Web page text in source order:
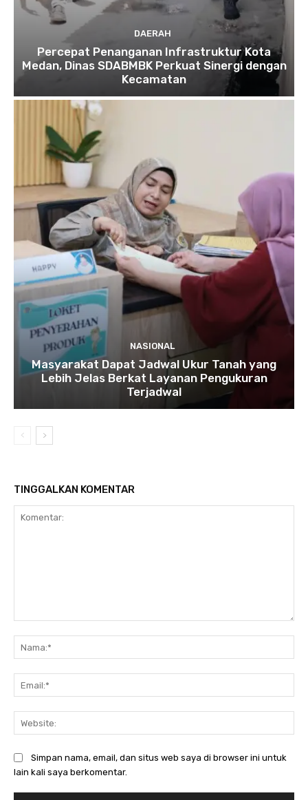
DAERAH
Percepat Penanganan Infrastruktur Kota
Medan, Dinas SDABMBK Perkuat Sinergi dengan
Kecamatan
NASIONAL
Masyarakat Dapat Jadwal Ukur Tanah yang
Lebih Jelas Berkat Layanan Pengukuran
Terjadwal
TINGGALKAN KOMENTAR
Simpan nama, email, dan situs web saya di browser ini untuk
lain kali saya berkomentar.